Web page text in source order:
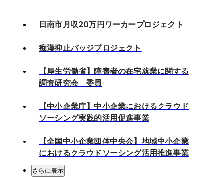
日南市月収20万円ワーカープロジェクト
痴漢抑止バッジプロジェクト
【厚生労働省】障害者の在宅就業に関する
調査研究会 委員
【中小企業庁】中小企業におけるクラウド
ソーシング実践的活用促進事業
【全国中小企業団体中央会】地域中小企業
におけるクラウドソーシング活用推進事業
さらに表示